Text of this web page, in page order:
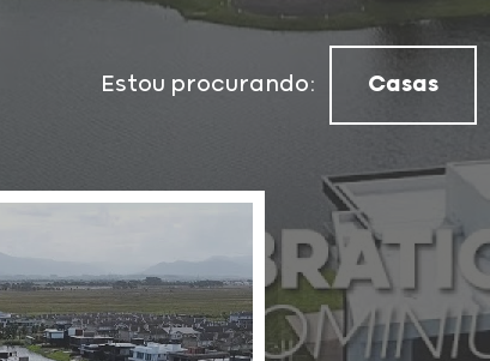
Estou procurando: Casas